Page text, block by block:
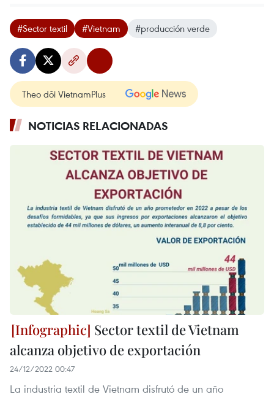
#Sector textil #Vietnam #producción verde
Theo dõi VietnamPlus
NOTICIAS RELACIONADAS
Sector textil de Vietnam
alcanza objetivo de exportación
24/12/2022 00:47
La industria textil de Vietnam disfrutó de un año